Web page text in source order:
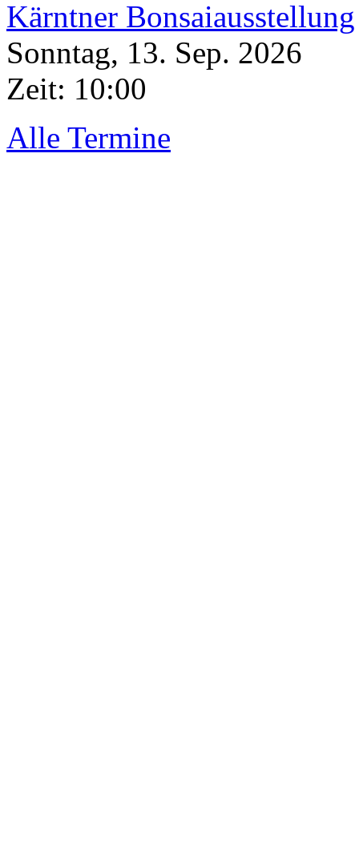
Kärntner Bonsaiausstellung
Sonntag, 13. Sep. 2026
Zeit: 10:00
Alle Termine